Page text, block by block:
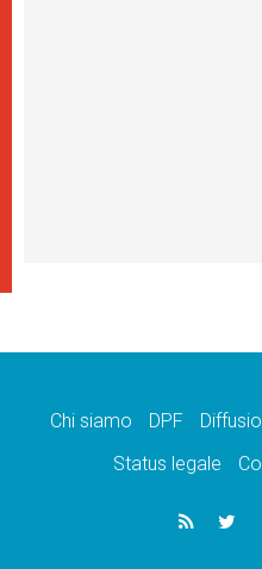
Chi siamo DPF
Status legale